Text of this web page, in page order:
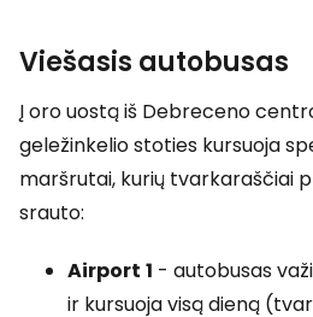
Viešasis autobusas
Į oro uostą iš Debreceno
geležinkelio stoties kursuoja
maršrutai, kurių tvarkaraščiai
srauto:
Airport 1 - autobusas
ir kursuoja visą dieną